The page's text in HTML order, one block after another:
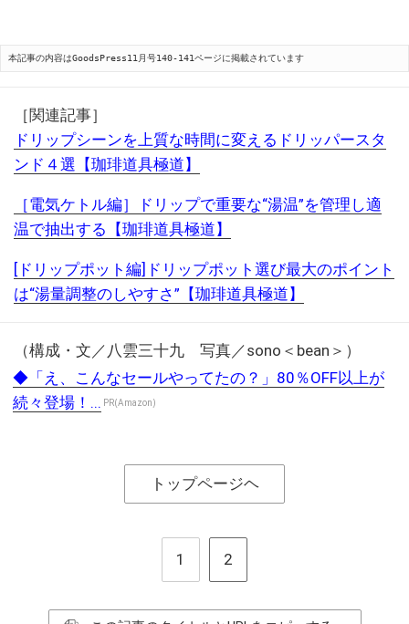
本記事の内容はGoodsPress11月号140-141ページに掲載されています
［関連記事］
ドリップシーンを上質な時間に変えるドリッパースタ
ンド４選【珈琲道具極道】
［電気ケトル編］ドリップで重要な“湯温”を管理し適
温で抽出する【珈琲道具極道】
[ドリップポット編]ドリップポット選び最大のポイント
は“湯量調整のしやすさ”【珈琲道具極道】
（構成・文／八雲三十九 写真／sono＜bean＞）
◆「え、こんなセールやってたの？」80％OFF以上が
続々登場！... PR(Amazon)
トップページヘ
1 2